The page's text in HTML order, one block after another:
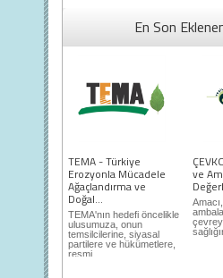
En Son
TEMA - Türkiye
Erozyonla Mücadele
Ağaçlandırma ve
Doğal...
TEMA'nın hedefi öncelikle
ulusumuza, onun
temsilcilerine, siyasal
partilere ve hükümetlere,
resmi...
ve